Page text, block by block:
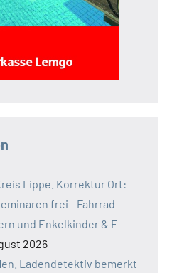
Lippe. Korrektur Ort:
frei - Fahrrad-
und Enkelkinder & E-
2026
Ladendetektiv bemerkt